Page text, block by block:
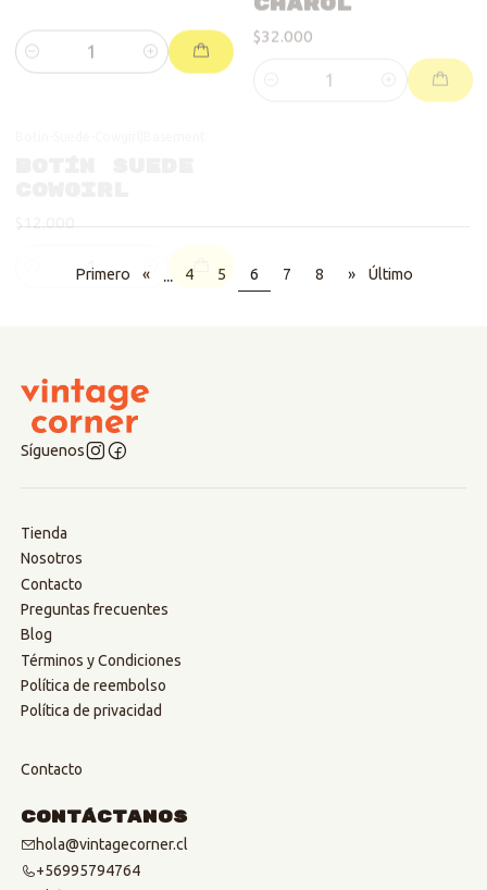
Botin-Suede-Cowgirl Basement
Botín Suede
Tacos-Red-Love
Tacos Red
Primero « 4 5 6 7 8 » Último
Síguenos
Tienda
Nosotros
Contacto
Preguntas frecuentes
Blog
Términos y Condiciones
Política de reembolso
Política de privacidad
Contacto
Contáctanos
hola@vintagecorner.cl
+56995794764